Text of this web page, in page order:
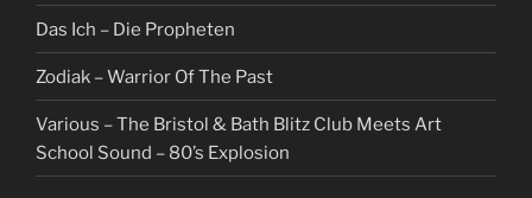
Das Ich – Die Propheten
Zodiak – Warrior Of The Past
Various – The Bristol & Bath Blitz Club Meets Art
School Sound – 80’s Explosion